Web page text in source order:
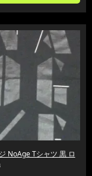
NoAge Tシャツ 黒 ロ